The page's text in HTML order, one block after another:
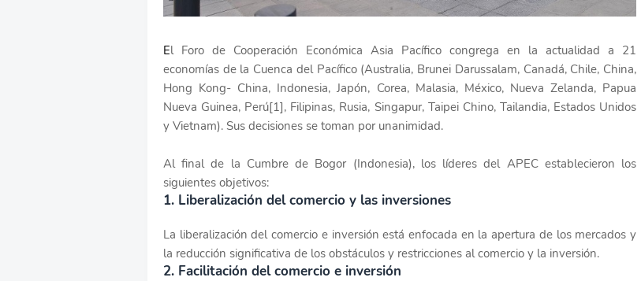
El Foro de Cooperación Económica Asia Pacífico congrega en la actualidad a 21
economías de la Cuenca del Pacífico (Australia, Brunei Darussalam, Canadá, Chile, China,
Hong Kong- China, Indonesia, Japón, Corea, Malasia, México, Nueva Zelanda, Papua
Nueva Guinea, Perú[1], Filipinas, Rusia, Singapur, Taipei Chino, Tailandia, Estados Unidos
y Vietnam). Sus decisiones se toman por unanimidad.
Al final de la Cumbre de Bogor (Indonesia), los líderes del APEC establecieron los
siguientes objetivos:
1. Liberalización del comercio y las inversiones
La liberalización del comercio e inversión está enfocada en la apertura de los mercados y
la reducción significativa de los obstáculos y restricciones al comercio y la inversión.
2. Facilitación del comercio e inversión